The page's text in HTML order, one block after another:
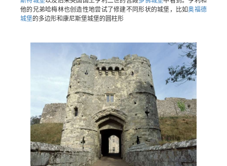
他的兄弟哈梅林也创造性地尝试了修建不同形状的城堡，比如奥福德
城堡的多边形和康尼斯堡城堡的圆柱形